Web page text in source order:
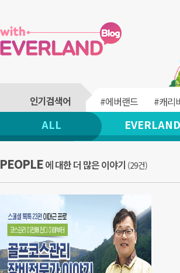
#에버랜드 #캐리
ALL
PEOPLE에 대한 더 많은 이야기 (29건)